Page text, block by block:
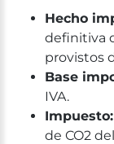
Hecho
definitiva
provistos
Base
IVA.
Impuesto:
de CO2